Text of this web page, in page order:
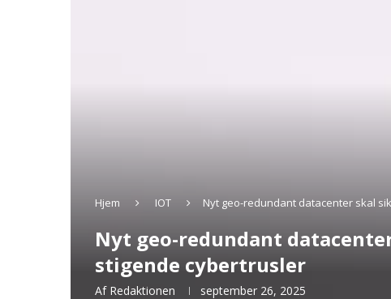
Hjem IOT Nyt geo-redundant datacenter skal
Nyt geo-redundant
stigende cybertrusler
Af Redaktionen september 26, 2025